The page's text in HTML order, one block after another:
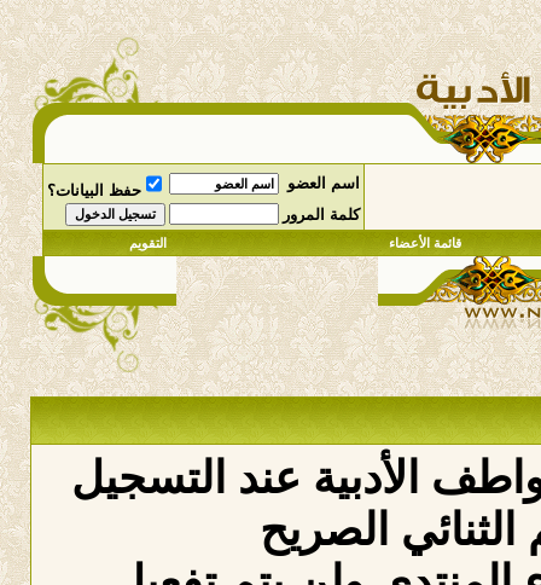
اسم العضو
حفظ البيانات؟
كلمة المرور
قائمة الأعضاء التقويم
الأدبية عند التسجيل
الصريح